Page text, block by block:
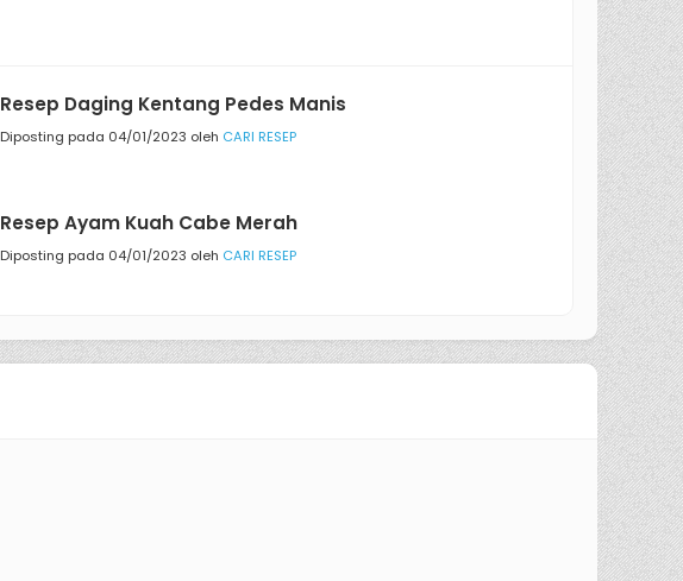
Resep Daging Kentang Pedes Manis
Diposting pada 04/01/2023 oleh CARI RESEP
Resep Ayam Kuah Cabe Merah
Diposting pada 04/01/2023 oleh CARI RESEP